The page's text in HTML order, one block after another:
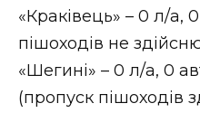
«Краківець» – 0 л/а,
пішоходів не
«Шегині» – 0 л/а, 0
(пропуск пішоходів